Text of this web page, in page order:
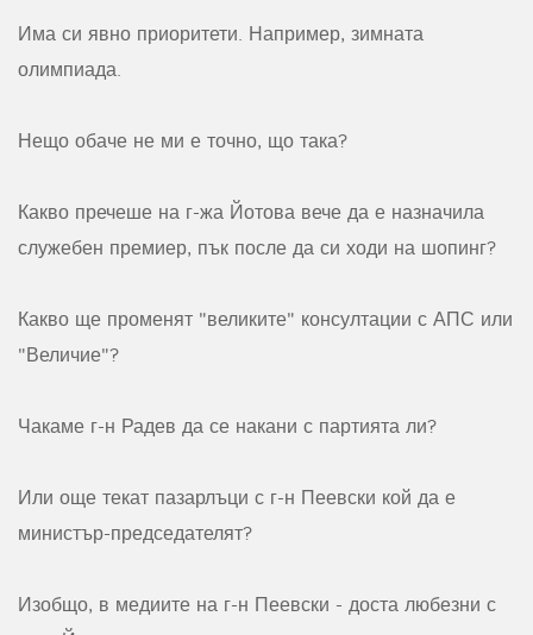
Има си явно приоритети. Например, зимната
олимпиада.
Нещо обаче не ми е точно, що така?
Какво пречеше на г-жа Йотова вече да е назначила
служебен премиер, пък после да си ходи на шопинг?
Какво ще променят "великите" консултации с АПС или
"Величие"?
Чакаме г-н Радев да се накани с партията ли?
Или още текат пазарлъци с г-н Пеевски кой да е
министър-председателят?
Изобщо, в медиите на г-н Пеевски - доста любезни с